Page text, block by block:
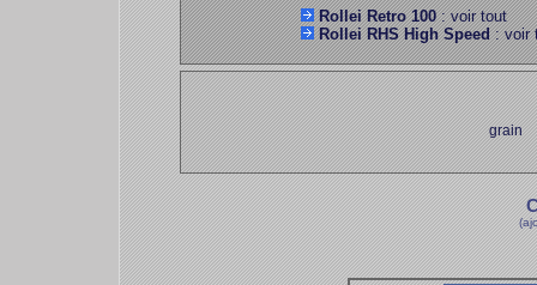
Rollei Retro 100: voir tout
Rollei RHS High Speed: voir
grain